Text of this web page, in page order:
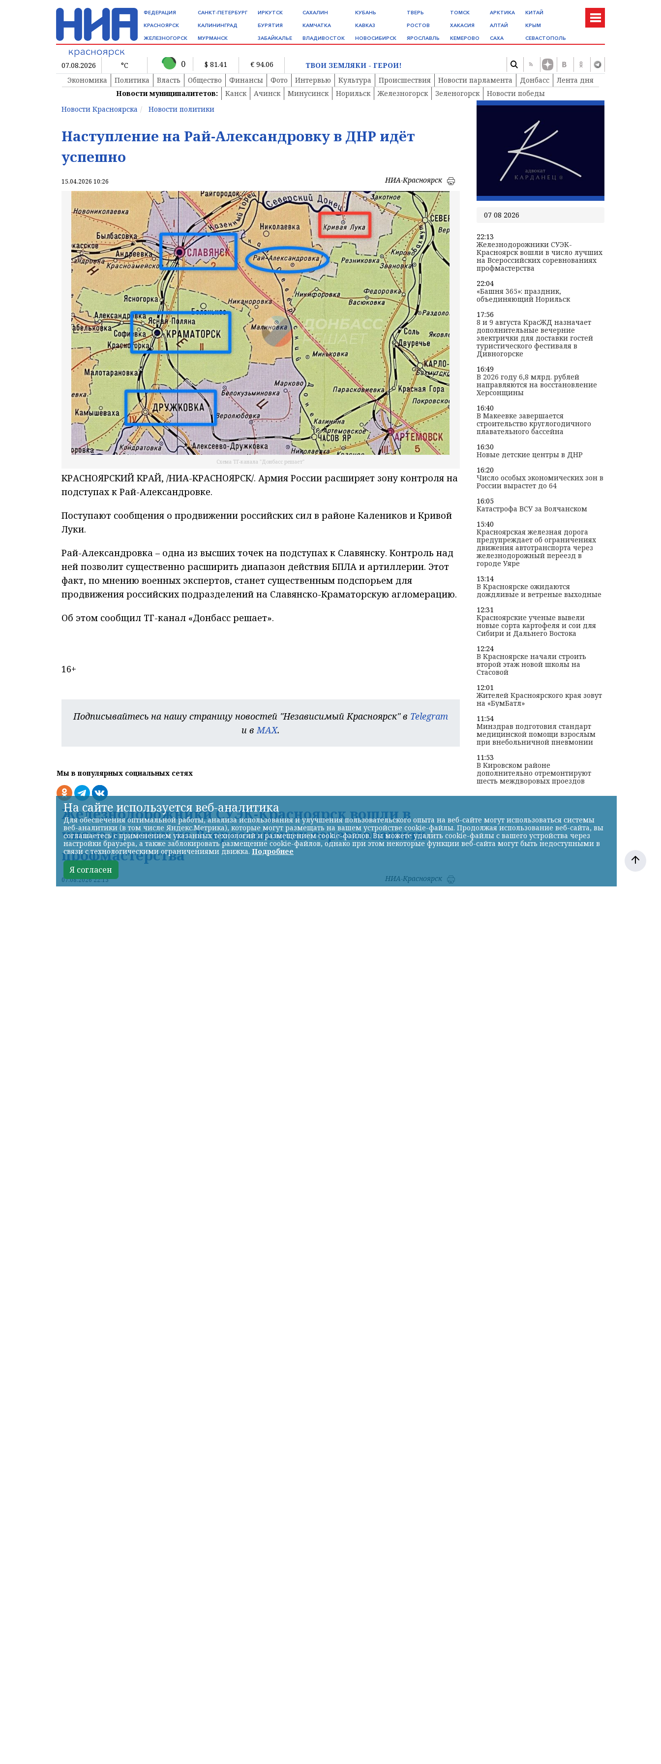
ФЕДЕРАЦИЯ
КРАСНОЯРСК
ЖЕЛЕЗНОГОРСК
САНКТ-ПЕТЕРБУРГ
КАЛИНИНГРАД
МУРМАНСК
ИРКУТСК
БУРЯТИЯ
ЗАБАЙКАЛЬЕ
САХАЛИН
КАМЧАТКА
ВЛАДИВОСТОК
КУБАНЬ
КАВКАЗ
НОВОСИБИРСК
ТВЕРЬ
РОСТОВ
ЯРОСЛАВЛЬ
ТОМСК
ХАКАСИЯ
КЕМЕРОВО
АРКТИКА
АЛТАЙ
САХА
КИТАЙ
КРЫМ
СЕВАСТОПОЛЬ
07.08.2026 °C 0 $ 81.41 € 94.06
ТВОИ ЗЕМЛЯКИ - ГЕРОИ!
Экономика
Политика Власть Общество Финансы Фото Интервью Культура Происшествия Новости парламента Донбасс
Лента дня
Новости муниципалитетов:
Канск Ачинск Минусинск Норильск Железногорск Зеленогорск
Новости победы
Новости Красноярска
Новости политики
Наступление на Рай-Александровку в ДНР идёт
успешно
15.04.2026 10:26 НИА-Красноярск
Схема ТГ-канала "Донбасс решает"
КРАСНОЯРСКИЙ КРАЙ, /НИА-КРАСНОЯРСК/. Армия России расширяет зону контроля на
подступах к Рай-Александровке.
Поступают сообщения о продвижении российских сил в районе Калеников и Кривой
Луки.
Рай-Александровка – одна из высших точек на подступах к Славянску. Контроль над
ней позволит существенно расширить диапазон действия БПЛА и артиллерии. Этот
факт, по мнению военных экспертов, станет существенным подспорьем для
продвижения российских подразделений на Славянско-Краматорскую агломерацию.
Об этом сообщил ТГ-канал «Донбасс решает».
16+
Подписывайтесь на нашу страницу новостей "Независимый Красноярск" в Telegram
и вMAX.
Мы в популярных социальных сетях
Железнодорожники СУЭК-Красноярск вошли в
число лучших на Всероссийских соревнованиях
профмастерства
07.08.2026 22:13 НИА-Красноярск
07 08 2026
22:13
Железнодорожники СУЭК-
Красноярск вошли в число лучших
на Всероссийских соревнованиях
профмастерства
22:04
«Башня 365»: праздник,
объединяющий Норильск
17:56
8 и 9 августа КрасЖД назначает
дополнительные вечерние
электрички для доставки гостей
туристического фестиваля в
Дивногорске
16:49
В 2026 году 6,8 млрд. рублей
направляются на восстановление
Херсонщины
16:40
В Макеевке завершается
строительство круглогодичного
плавательного бассейна
16:30
Новые детские центры в ДНР
16:20
Число особых экономических зон в
России вырастет до 64
16:05
Катастрофа ВСУ за Волчанском
15:40
Красноярская железная дорога
предупреждает об ограничениях
движения автотранспорта через
железнодорожный переезд в
городе Уяре
13:14
В Красноярске ожидаются
дождливые и ветреные выходные
12:31
Красноярские ученые вывели
новые сорта картофеля и сои для
Сибири и Дальнего Востока
12:24
В Красноярске начали строить
второй этаж новой школы на
Стасовой
12:01
Жителей Красноярского края зовут
на «БумБатл»
11:54
Минздрав подготовил стандарт
медицинской помощи взрослым
при внебольничной пневмонии
11:53
В Кировском районе
дополнительно отремонтируют
шесть междворовых проездов
На сайте используется веб-аналитика
Для обеспечения оптимальной работы, анализа использования и улучшения пользовательского опыта на веб-сайте могут использоваться системы
веб-аналитики (в том числе Яндекс.Метрика), которые могут размещать на вашем устройстве cookie-файлы. Продолжая использование веб-сайта, вы
соглашаетесь с применением указанных технологий и размещением cookie-файлов. Вы можете удалить cookie-файлы с вашего устройства через
настройки браузера, а также заблокировать размещение cookie-файлов, однако при этом некоторые функции веб-сайта могут быть недоступными в
связи с технологическими ограничениями движка. Подробнее
Я согласен